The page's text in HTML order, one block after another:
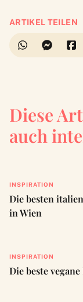
ARTIKEL TEILEN
Diese
auch
INSPIRATION
Die besten
in Wien
INSPIRATION
Die beste